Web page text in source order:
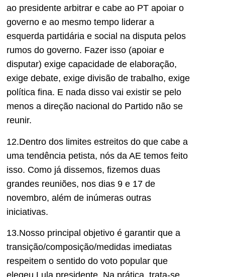
ao presidente arbitrar e cabe ao PT apoiar o
governo e ao mesmo tempo liderar a
esquerda partidária e social na disputa pelos
rumos do governo. Fazer isso (apoiar e
disputar) exige capacidade de elaboração,
exige debate, exige divisão de trabalho, exige
política fina. E nada disso vai existir se pelo
menos a direção nacional do Partido não se
reunir.
12.Dentro dos limites estreitos do que cabe a
uma tendência petista, nós da AE temos feito
isso. Como já dissemos, fizemos duas
grandes reuniões, nos dias 9 e 17 de
novembro, além de inúmeras outras
iniciativas.
13.Nosso principal objetivo é garantir que a
transição/composição/medidas imediatas
respeitem o sentido do voto popular que